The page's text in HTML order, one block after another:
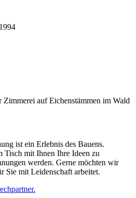
ist ein Erlebnis des Bauens.
Tisch mit Ihnen Ihre Ideen zu
werden. Gerne möchten wir
Sie mit Leidenschaft arbeitet.